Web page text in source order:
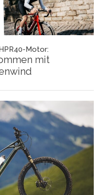
Motor:
mit